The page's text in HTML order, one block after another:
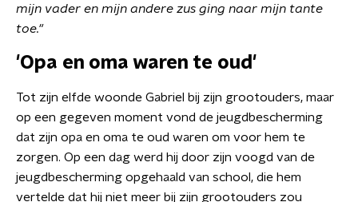
mijn vader en mijn andere zus ging naar mijn tante
toe."
'Opa en oma waren te oud'
Tot zijn elfde woonde Gabriel bij zijn grootouders, maar
op een gegeven moment vond de jeugdbescherming
dat zijn opa en oma te oud waren om voor hem te
zorgen. Op een dag werd hij door zijn voogd van de
jeugdbescherming opgehaald van school, die hem
vertelde dat hij niet meer bij zijn grootouders zou